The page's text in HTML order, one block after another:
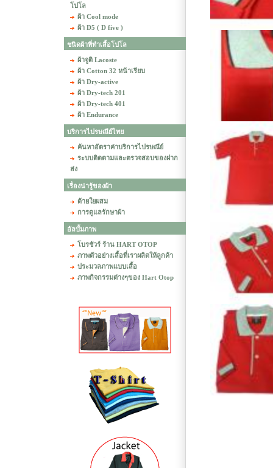
โปโล
ผ้า Cool mode
ผ้า D5 ( D five )
ชนิดผ้าที่ทำเสื้อโปโล
ผ้าจูติ Lacoste
ผ้า Cotton 32 หน้าเรียบ
ผ้า Dry-active
ผ้า Dry-tech 201
ผ้า Dry-tech 401
ผ้า Endurance
บริการไปรษณีย์ไทย
ค้นหาอัตราค่าบริการไปรษณีย์
ระบบติดตามและตรวจสอบของฝาก
ส่ง
เรื่องน่ารู้ของผ้า
ด้ายใยผสม
การดูแลรักษาผ้า
อัลบั้มภาพ
โบรชัวร์ ร้าน HART OTOP
ภาพตัวอย่างเสื้อที่เราผลิตให้ลูกค้า
ประมวลภาพแบบเสื้อ
ภาพกิจกรรมต่างๆของ Hart Otop